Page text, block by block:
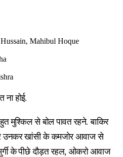
Mahibul Hoque
ना होई.
मुश्किल से बोल पावत रहने. बाकिर
उनकर खांसी के कमजोर आवाज से
के पीछे दौड़त रहल, ओकरो आवाज